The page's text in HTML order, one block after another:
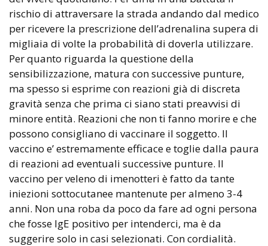
rischio di attraversare la strada andando dal medico
per ricevere la prescrizione dell’adrenalina supera di
migliaia di volte la probabilità di doverla utilizzare.
Per quanto riguarda la questione della
sensibilizzazione, matura con successive punture,
ma spesso si esprime con reazioni già di discreta
gravità senza che prima ci siano stati preavvisi di
minore entità. Reazioni che non ti fanno morire e che
possono consigliano di vaccinare il soggetto. Il
vaccino e’ estremamente efficace e toglie dalla paura
di reazioni ad eventuali successive punture. Il
vaccino per veleno di imenotteri è fatto da tante
iniezioni sottocutanee mantenute per almeno 3-4
anni. Non una roba da poco da fare ad ogni persona
che fosse IgE positivo per intenderci, ma è da
suggerire solo in casi selezionati. Con cordialità.